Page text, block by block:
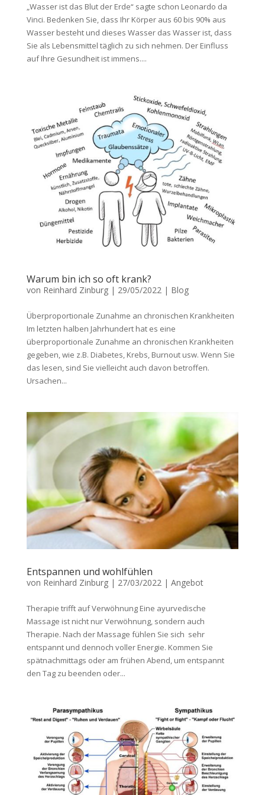
„Wasser ist das Blut der Erde“ sagte schon Leonardo da
Vinci. Bedenken Sie, dass Ihr Körper aus 60 bis 90% aus
Wasser besteht und dieses Wasser das Wasser ist, dass
Sie als Lebensmittel täglich zu sich nehmen. Der Einfluss
auf Ihre Gesundheit ist immens....
Warum bin ich so oft krank?
von Reinhard Zinburg| 29/05/2022| Blog
Überproportionale Zunahme an chronischen Krankheiten
Im letzten halben Jahrhundert hat es eine
überproportionale Zunahme an chronischen Krankheiten
gegeben, wie z.B. Diabetes, Krebs, Burnout usw. Wenn Sie
das lesen, sind Sie vielleicht auch davon betroffen.
Ursachen...
Entspannen und wohlfühlen
von Reinhard Zinburg| 27/03/2022| Angebot
Therapie trifft auf Verwöhnung Eine ayurvedische
Massage ist nicht nur Verwöhnung, sondern auch
Therapie. Nach der Massage fühlen Sie sich sehr
entspannt und dennoch voller Energie. Kommen Sie
spätnachmittags oder am frühen Abend, um entspannt
den Tag zu beenden oder...